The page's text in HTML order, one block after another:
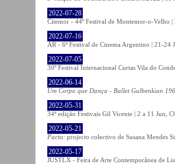
2022-07-28
Citemor - 44º Festival de Montemor-o-Velho
2022-07-16
AR - 6ª Festival de Cinema Argentino | 21-24
2022-07-05
30º Festival Internacional Curtas Vila do
2022-06-14
Um Corpo que Dança - Ballet Gulbenkian
2022-05-31
34ª edição Festivais Gil Vicente | 2 a 11 Jun,
2022-05-21
Pacto: projecto colectivo de Susana Mendes
2022-05-17
JUSTLX - Feira de Arte Contemporânea de